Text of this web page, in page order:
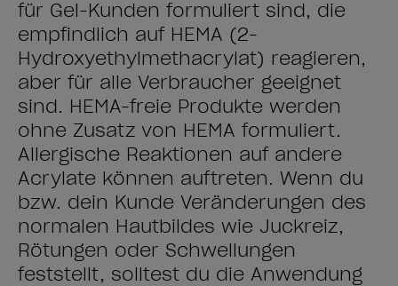
für Gel-Kunden formuliert sind, die
empfindlich auf HEMA (2-
Hydroxyethylmethacrylat) reagieren,
aber für alle Verbraucher geeignet
sind. HEMA-freie Produkte werden
ohne Zusatz von HEMA formuliert.
Allergische Reaktionen auf andere
Acrylate können auftreten. Wenn du
bzw. dein Kunde Veränderungen des
normalen Hautbildes wie Juckreiz,
Rötungen oder Schwellungen
feststellt, solltest du die Anwendung